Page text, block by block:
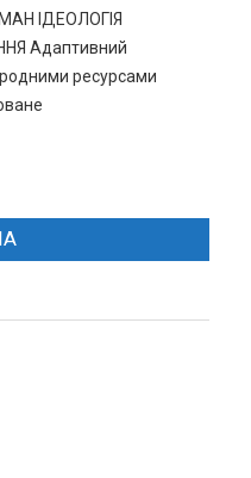
ІДЕОЛОГІЯ
Адаптивний
ресурсами